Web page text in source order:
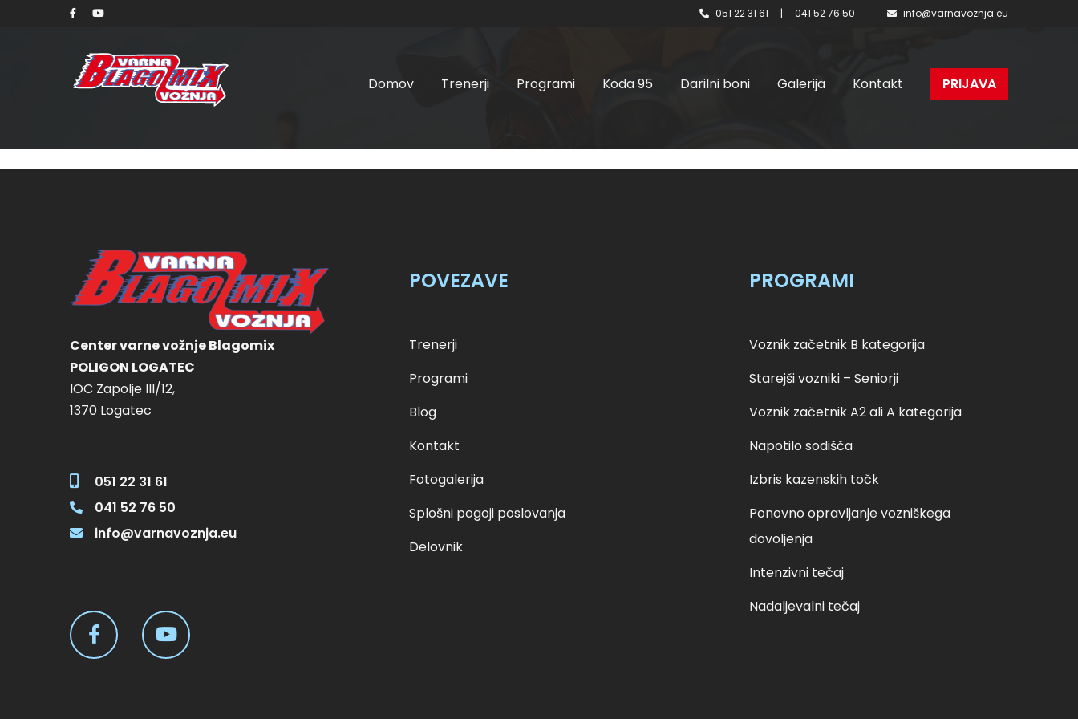
051 22 31 61 | 041 52 76 50 info@varnavoznja.eu
Domov Trenerji Programi Koda 95 Darilni boni Galerija Kontakt PRIJAVA
125,00 € Out of stock Category: Voznik začetnik B kategorija Related products sobota, 19.02.2022 ob
8:00 – II 125,00 € Read more sobota, 05.02.2022 ob 8:00 – II 125,00 € Add to cart četrtek, 3. 2. 2022 ob
Center varne vožnje Blagomix
POLIGON LOGATEC
IOC Zapolje III/12,
1370 Logatec
051 22 31 61
041 52 76 50
info@varnavoznja.eu
POVEZAVE
Trenerji
Programi
Blog
Kontakt
Fotogalerija
Splošni pogoji poslovanja
Delovnik
PROGRAMI
Voznik začetnik B kategorija
Starejši vozniki – Seniorji
Voznik začetnik A2 ali A kategorija
Napotilo sodišča
Izbris kazenskih točk
Ponovno opravljanje vozniškega
dovoljenja
Intenzivni tečaj
Nadaljevalni tečaj